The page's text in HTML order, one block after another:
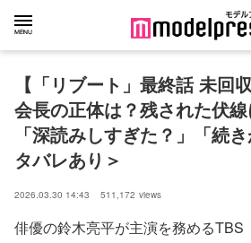
【「リブート」最終話 未回
会長の正体は？残された伏
「深読みしすぎた？」「続
タバレあり＞
2026.03.30 14:43 511,172 views
俳優の鈴木亮平が主演を務めるTBS